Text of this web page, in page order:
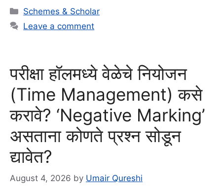
Categories
Schemes & Scholar
Leave a comment
परीक्षा हॉलमध्ये वेळेचे नियोजन
(Time Management) कसे
करावे? ‘Negative Marking’
असताना कोणते प्रश्न सोडून
द्यावेत?
August 4, 2026 by Umair Qureshi